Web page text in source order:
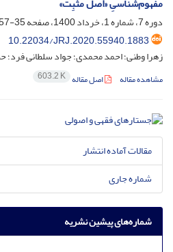
دوره 7، شماره 1، خرداد 1400، صفحه
35-57
10.22034/JRJ.2020.55940.1883
زهرا وطنی؛ احمد محمدی؛ جواد سلطانی
مشاهده مقاله اصل مقاله 603.2 K
مقالات آماده انتشار
شماره جاری
شماره‌های پیشین نشریه